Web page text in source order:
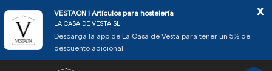
VESTAON l Artículos para hostelería
LA CASA DE VESTA SL.
Descarga la app de La Casa de Vesta para tener un 5% de
descuento adicional.
x